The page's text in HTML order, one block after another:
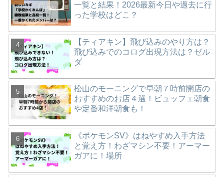
一覧と結果！2026最新今日や過去に行
った学校はどこ？
【ティアキン】飛び込みのやり方は？
飛び込みでのコログ出現方法は？ゼル
ダ
松山のモーニングで早朝７時前開店の
おすすめのお店４選！ビュッフェ朝食
や定番和洋朝食も！
《ポケモンSV》はねやすめ入手方法
と覚え方！わざマシン不要！アーマー
ガアに！場所